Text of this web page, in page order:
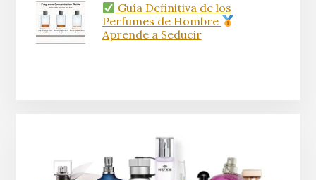
Guía Definitiva de los
Perfumes de Hombre
Aprende a Seducir